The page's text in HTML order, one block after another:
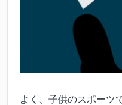
よく、子供のスポーツ